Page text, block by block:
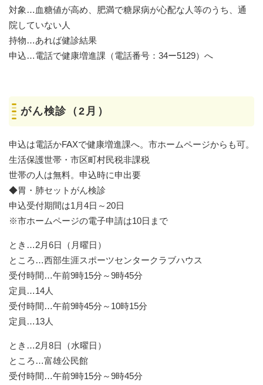
対象…血糖値が高め、肥満で糖尿病が心配な人等のうち、通
院していない人
持物…あれば健診結果
申込…電話で健康増進課（電話番号：34ー5129）へ
がん検診（2月）
申込は電話かFAXで健康増進課へ。市ホームページからも可。
生活保護世帯・市区町村民税非課税
世帯の人は無料。申込時に申出要
◆胃・肺セットがん検診
申込受付期間は1月4日～20日
※市ホームページの電子申請は10日まで
とき…2月6日（月曜日）
ところ…西部生涯スポーツセンタークラブハウス
受付時間…午前9時15分～9時45分
定員…14人
受付時間…午前9時45分～10時15分
定員…13人
とき…2月8日（水曜日）
ところ…富雄公民館
受付時間…午前9時15分～9時45分